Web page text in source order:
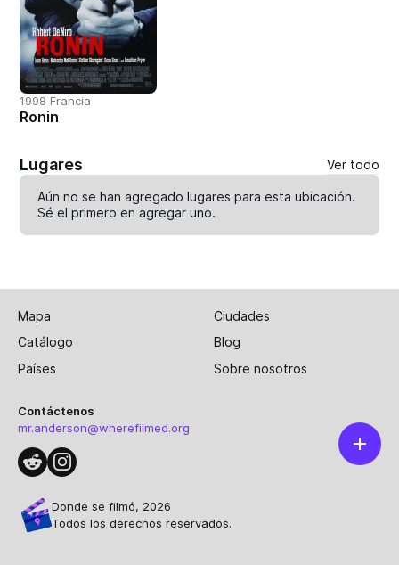
1998 Francia
Ronin
Lugares Ver todo
Aún no se han agregado lugares para esta ubicación.
Sé el primero enagregar uno.
Mapa
Ciudades
Catálogo
Blog
Países
Sobre nosotros
Contáctenos
mr.anderson@wherefilmed.org
Donde se filmó, 2026
Todos los derechos reservados.